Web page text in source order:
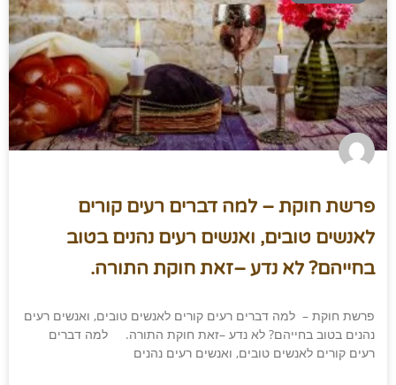
פרשת חוקת – למה דברים רעים קורים
לאנשים טובים, ואנשים רעים נהנים בטוב
בחייהם? לא נדע –זאת חוקת התורה.​
פרשת חוקת – למה דברים רעים קורים לאנשים טובים, ואנשים רעים
נהנים בטוב בחייהם? לא נדע –זאת חוקת התורה. למה דברים
רעים קורים לאנשים טובים, ואנשים רעים נהנים